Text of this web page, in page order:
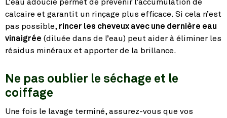
L’eau adoucie permet de prévenir l’accumulation de
calcaire et garantit un rinçage plus efficace. Si cela n’est
pas possible, rincer les cheveux avec une dernière eau
vinaigrée (diluée dans de l’eau) peut aider à éliminer les
résidus minéraux et apporter de la brillance.
Ne pas oublier le séchage et le
coiffage
Une fois le lavage terminé, assurez-vous que vos